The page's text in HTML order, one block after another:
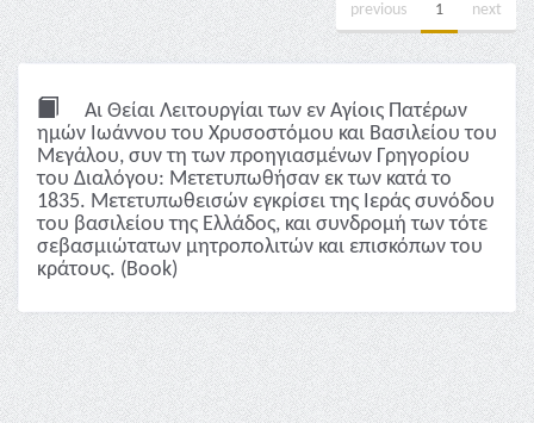
previous 1 next
Αι Θείαι Λειτουργίαι των εν Αγίοις Πατέρων
ημών Ιωάννου του Χρυσοστόμου και Βασιλείου του
Μεγάλου, συν τη των προηγιασμένων Γρηγορίου
του Διαλόγου: Μετετυπωθήσαν εκ των κατά το
1835. Μετετυπωθεισών εγκρίσει της Ιεράς συνόδου
του βασιλείου της Ελλάδος, και συνδρομή των τότε
σεβασμιώτατων μητροπολιτών και επισκόπων του
κράτους. (Book)